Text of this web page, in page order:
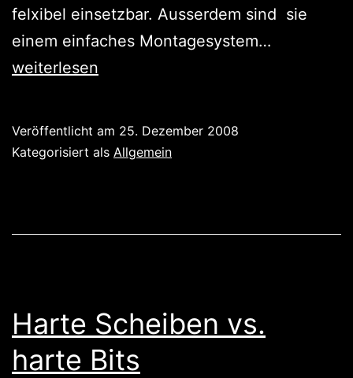
felxibel einsetzbar. Ausserdem sind sie
einem einfaches Montagesystem…
weiterlesen
Veröffentlicht am 25. Dezember 2008
Kategorisiert als Allgemein
Harte Scheiben vs.
harte Bits